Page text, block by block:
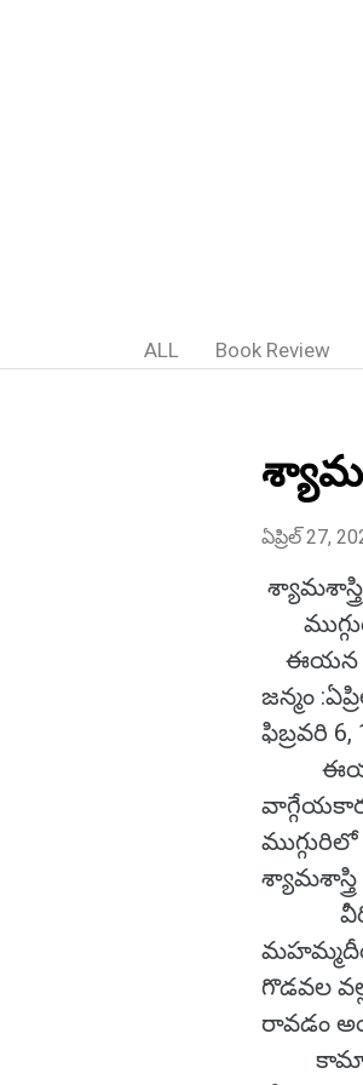
ALL Book Review
ఏప్రిల్ 27,
ఈయన
జన్మం
ఫిబ్రవరి 6,
ఈయన
శ్యామశాస్త్రి
వీరి
గొడవల
రావడం
కామాక్షి